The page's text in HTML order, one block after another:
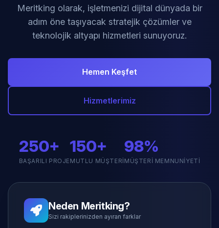
Meritking olarak, işletmenizi dijital dünyada bir
adım öne taşıyacak stratejik çözümler ve
teknolojik altyapı hizmetleri sunuyoruz.
Hemen Keşfet
Hizmetlerimiz
250+
BAŞARILI PROJE
150+
MUTLU MÜŞTERI
98%
MÜŞTERI MEMNUNIYETI
Neden Meritking?
Sizi rakiplerinizden ayıran farklar